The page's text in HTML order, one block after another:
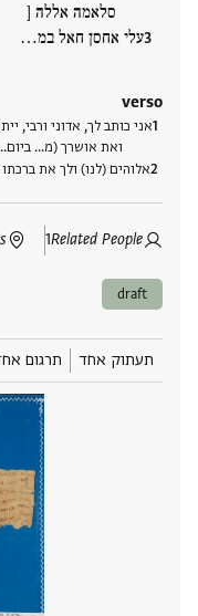
סלאמה אללה [
עלי אחסן חאל במ‮…
verso
אני כותב לך, אדוני ורבי,
ואת אושרך (מ…
אלוהים (לנו) ולך את ברכתו
Related People
1
draft
תעתוק אחד תרגום